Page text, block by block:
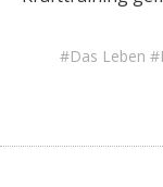
Das Leben